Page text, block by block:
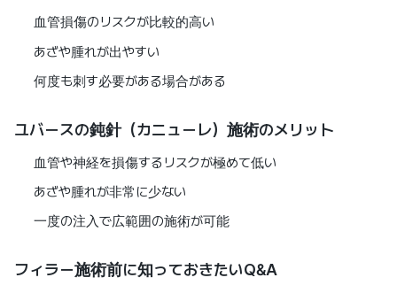
血管損傷のリスクが比較的高い
あざや腫れが出やすい
何度も刺す必要がある場合がある
ユバースの鈍針（カニューレ）施術のメリット
血管や神経を損傷するリスクが極めて低い
あざや腫れが非常に少ない
一度の注入で広範囲の施術が可能
フィラー施術前に知っておきたいQ&A